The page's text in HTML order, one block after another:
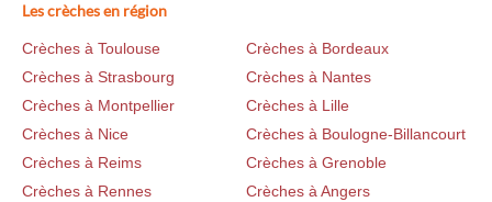
Les crèches en région
Crèches à Toulouse
Crèches à Bordeaux
Crèches à Strasbourg
Crèches à Nantes
Crèches à Montpellier
Crèches à Lille
Crèches à Nice
Crèches à Boulogne-Billancourt
Crèches à Reims
Crèches à Grenoble
Crèches à Rennes
Crèches à Angers